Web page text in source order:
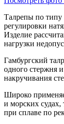
Талрепы по типу
регулировки
Изделие
нагрузки
Гамбургский
одного стержня
накручивания
Широко
и морских судах,
при сплаве по